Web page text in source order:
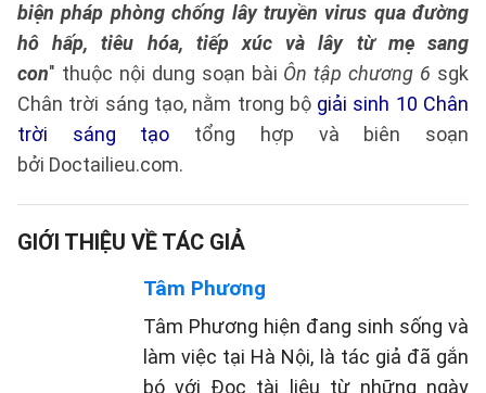
biện pháp phòng chống lây truyền virus qua đường
hô hấp, tiêu hóa, tiếp xúc và lây từ mẹ sang
con" thuộc nội dung soạn bài Ôn tập chương 6 sgk
Chân trời sáng tạo, nằm trong bộ giải sinh 10 Chân
trời sáng tạo tổng hợp và biên soạn
bởi Doctailieu.com.
GIỚI THIỆU VỀ TÁC GIẢ
Tâm Phương
Tâm Phương hiện đang sinh sống và
làm việc tại Hà Nội, là tác giả đã gắn
bó với Đọc tài liệu từ những ngày